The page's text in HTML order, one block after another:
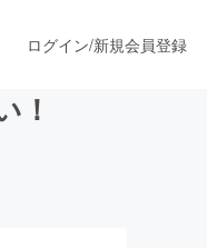
ログイン/新規会員登録
！